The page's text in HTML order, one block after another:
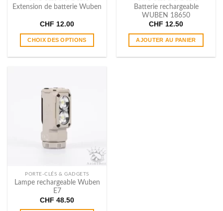
Extension de batterie Wuben
CHF 12.00
CHOIX DES OPTIONS
variations.
Les
options
peuvent
être
choisies
sur
page
du
produit
Batterie rechargeable
WUBEN 18650
CHF 12.50
AJOUTER AU PANIER
PORTE-CLÉS & GADGETS
Lampe rechargeable Wuben
E7
CHF 48.50